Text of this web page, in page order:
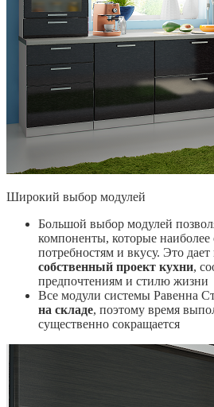
Широкий выбор модулей
Большой выбор модулей
компоненты, которые наиболее
потребностям и вкусу. Это
собственный проект кухни,
предпочтениям и стилю жизни
Все модули системы Равенна
на складе, поэтому время
существенно сокращается